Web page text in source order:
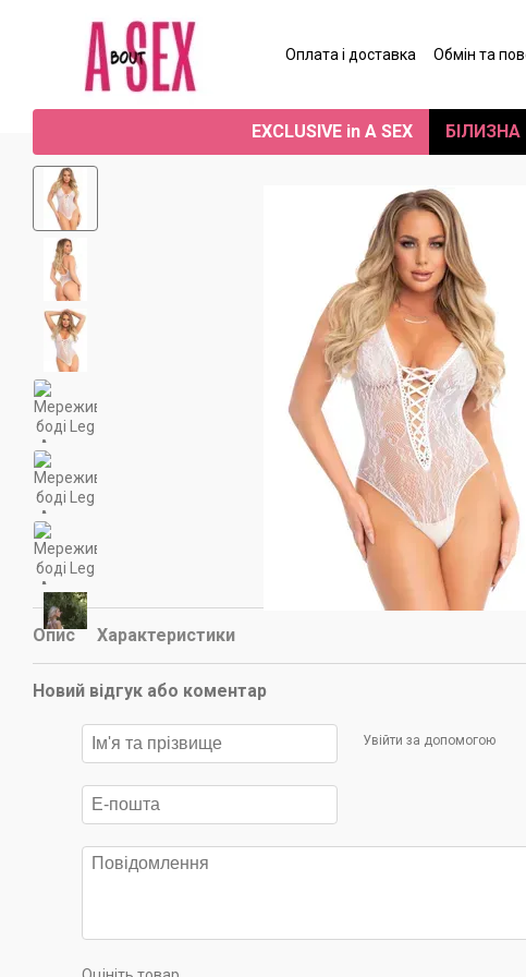
Оплата і доставка Обмін та
EXCLUSIVE in A SEX БІЛИЗНА
Опис Характеристики
Новий відгук або коментар
Увійти за допомогою